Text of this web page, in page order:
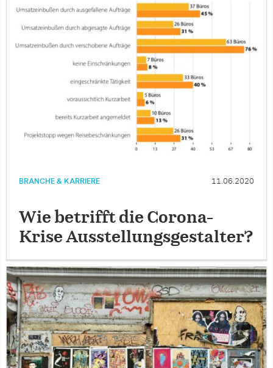
BRANCHE & KARRIERE 11.06.2020
Wie betrifft die Corona-
Krise Ausstellungsgestalter?